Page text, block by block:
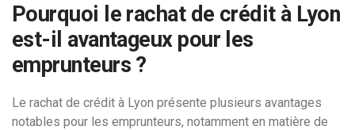
Pourquoi le rachat de crédit à Lyon
est-il avantageux pour les
emprunteurs ?
Le rachat de crédit à Lyon présente plusieurs avantages
notables pour les emprunteurs, notamment en matière de